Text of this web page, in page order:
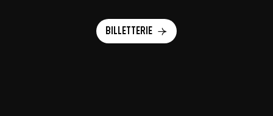
Billetterie